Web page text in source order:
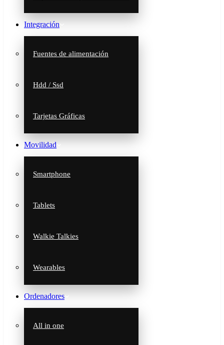
Integración
Fuentes de alimentación
Hdd / Ssd
Tarjetas Gráficas
Movilidad
Smartphone
Tablets
Walkie Talkies
Wearables
Ordenadores
All in one